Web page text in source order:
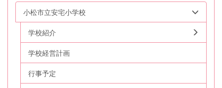
小松市立安宅小学校
学校紹介
学校経営計画
行事予定